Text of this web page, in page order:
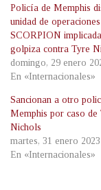
Policía de Memphis
unidad de operaciones
SCORPION
golpiza contra Tyre
domingo, 29 enero
En «Internacionales»
Sancionan a otro
Memphis por caso de
Nichols
martes, 31 enero
En «Internacionales»